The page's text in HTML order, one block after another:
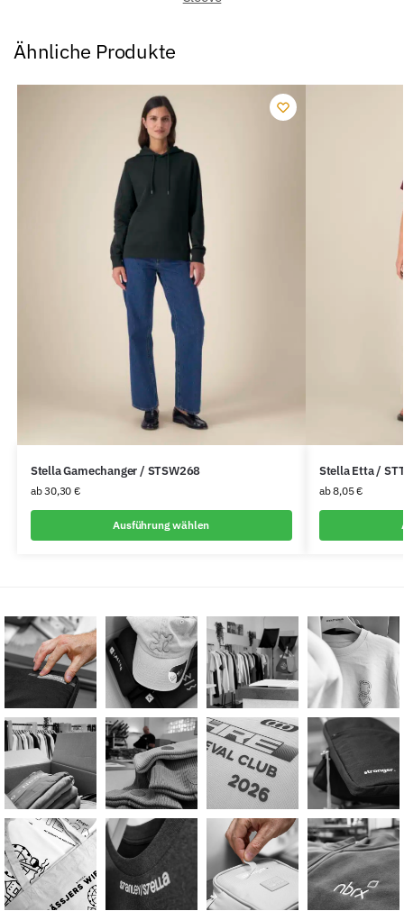
Ähnliche Produkte
Stella Gamechanger / STSW268
ab30,30€
Ausführung wählen
Stella Etta /
ab8,05€